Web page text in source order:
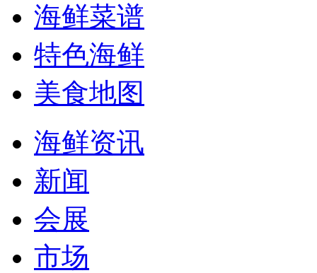
海鲜菜谱
特色海鲜
美食地图
海鲜资讯
新闻
会展
市场